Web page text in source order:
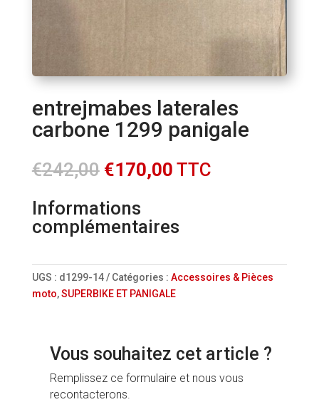
entrejmabes laterales
carbone 1299 panigale
€242,00 Le
initial
était :
€242,00.
€170,00Le
est :
€170,00.
TTC
Informations
complémentaires
UGS : d1299-14 Catégories : Accessoires & Pièces
moto,SUPERBIKE ET PANIGALE
Vous souhaitez cet article ?
Remplissez ce formulaire et nous vous
recontacterons.